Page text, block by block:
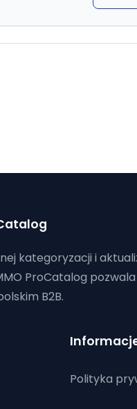
kategoryzacji i
ProCatalog
B2B.
Polityka